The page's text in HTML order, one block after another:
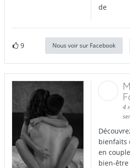
de
9 Nous voir sur Facebook
4
bienfaits
en couple
bien-être